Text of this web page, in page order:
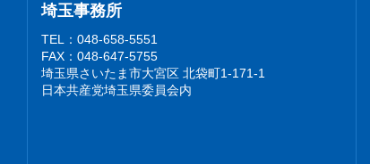
埼玉事務所
TEL：048-658-5551
FAX：048-647-5755
埼玉県さいたま市大宮区 北袋町1-171-1
日本共産党埼玉県委員会内